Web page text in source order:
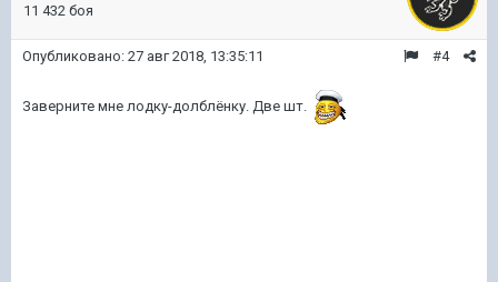
11 432 боя
#4
Опубликовано: 27 авг 2018, 13:35:11
Заверните мне лодку-долблёнку. Две шт.